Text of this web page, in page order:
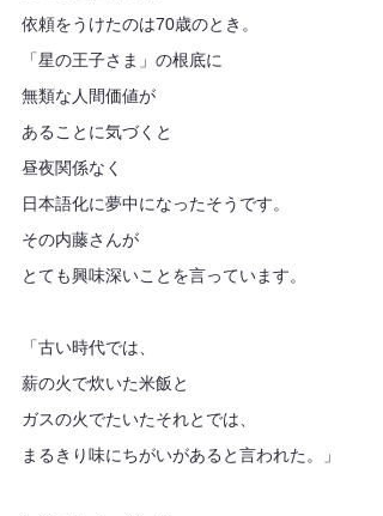
依頼をうけたのは70歳のとき。
「星の王子さま」の根底に
無類な人間価値が
あることに気づくと
昼夜関係なく
日本語化に夢中になったそうです。
その内藤さんが
とても興味深いことを言っています。
「古い時代では、
薪の火で炊いた米飯と
ガスの火でたいたそれとでは、
まるきり味にちがいがあると言われた。」